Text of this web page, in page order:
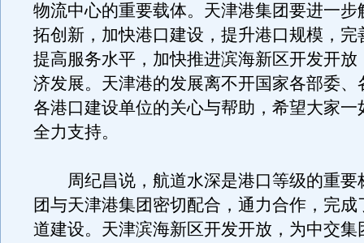
物流中心的重要载体。天津港集团要进一步
拓创新，加快港口建设，提升港口规模，完
提高服务水平，加快推进滨海新区开发开放
济发展。天津港的发展离不开国家各部委、
各港口建设单位的关心与帮助，希望大家一
全力支持。
周纪昌说，航道水深是港口等级的重要
团与天津港集团密切配合，通力合作，完
道建设。天津滨海新区开发开放，为中交集